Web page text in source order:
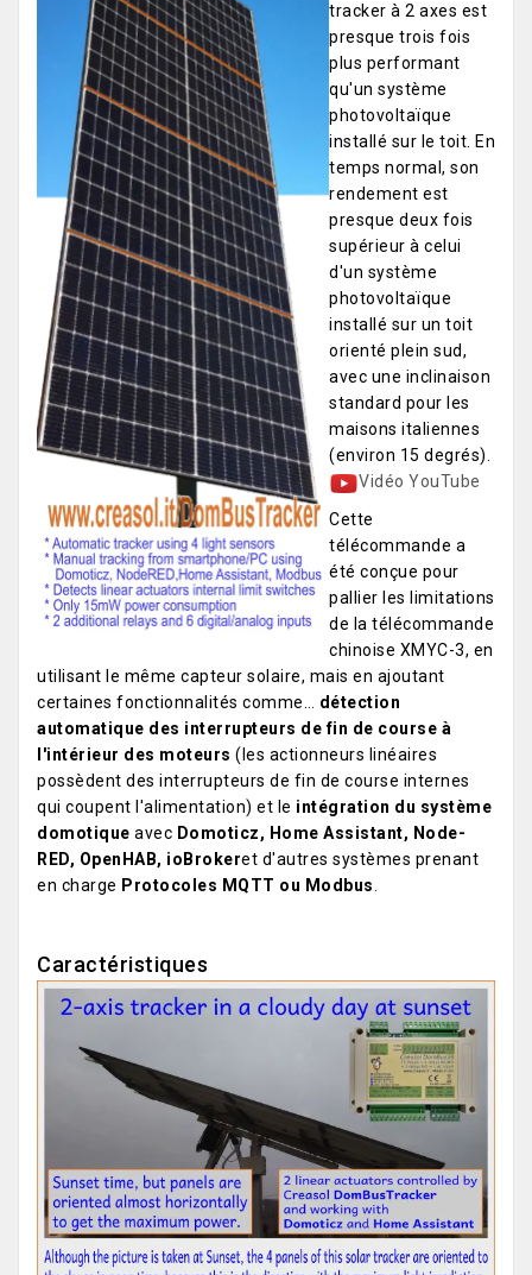
tracker à 2 axes est
presque trois fois
plus performant
qu'un système
photovoltaïque
installé sur le toit. En
temps normal, son
rendement est
presque deux fois
supérieur à celui
d'un système
photovoltaïque
installé sur un toit
orienté plein sud,
avec une inclinaison
standard pour les
maisons italiennes
(environ 15 degrés).
Vidéo YouTube
Cette
télécommande a
été conçue pour
pallier les limitations
de la télécommande
chinoise XMYC-3, en
utilisant le même capteur solaire, mais en ajoutant
certaines fonctionnalités comme… détection
automatique des interrupteurs de fin de course à
l'intérieur des moteurs (les actionneurs linéaires
possèdent des interrupteurs de fin de course internes
qui coupent l'alimentation) et le intégration du système
domotique avec Domoticz, Home Assistant, Node-
RED, OpenHAB, ioBrokeret d'autres systèmes prenant
en charge Protocoles MQTT ou Modbus.
Caractéristiques